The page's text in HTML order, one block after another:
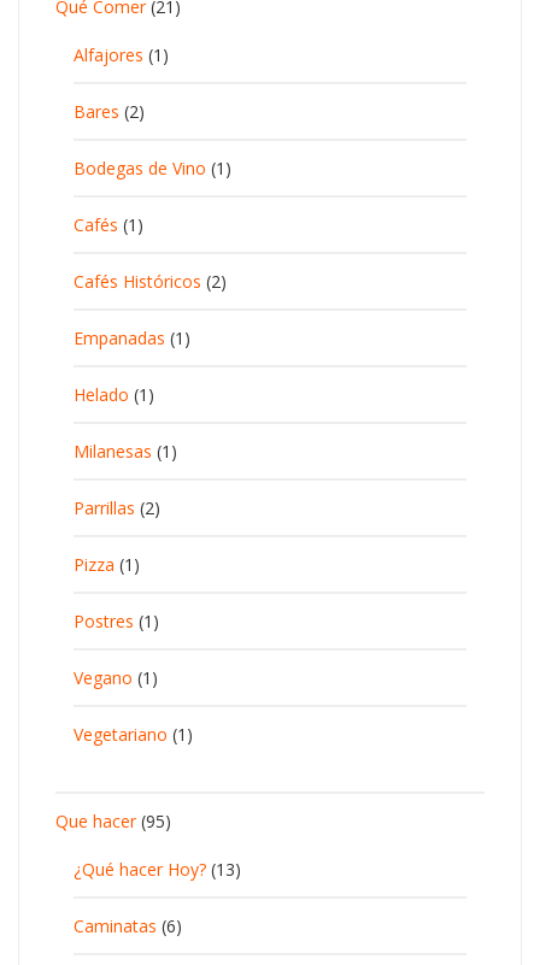
Qué Comer(21)
Alfajores (1)
Bares (2)
Bodegas de Vino (1)
Cafés (1)
Cafés Históricos (2)
Empanadas (1)
Helado (1)
Milanesas (1)
Parrillas (2)
Pizza (1)
Postres (1)
Vegano (1)
Vegetariano (1)
Que hacer(95)
¿Qué hacer Hoy? (13)
Caminatas (6)